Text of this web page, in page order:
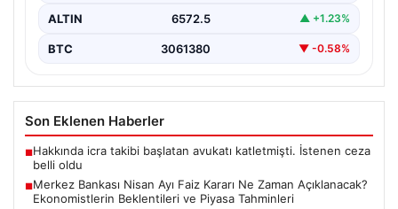
ALTIN 6572.5 ▲ +1.23%
BTC 3061380 ▼ -0.58%
Son Eklenen Haberler
■Hakkında icra takibi başlatan avukatı katletmişti. İstenen ceza
belli oldu
■Merkez Bankası Nisan Ayı Faiz Kararı Ne Zaman Açıklanacak?
Ekonomistlerin Beklentileri ve Piyasa Tahminleri